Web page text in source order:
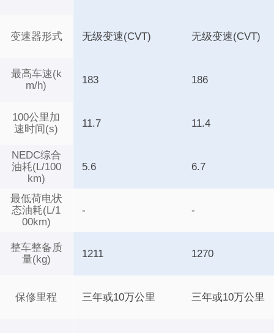
变速器形式
最高车速(k
m/h)
100公里加
速时间(s)
NEDC综合
油耗(L/100
km)
最低荷电状
态油耗(L/1
00km)
整车整备质
量(kg)
保修里程
无级变速(CVT) 无级变速(CVT)
183 186
11.7 11.4
5.6 6.7
- -
1211 1270
三年或10万公里 三年或10万公里